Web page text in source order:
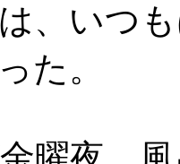
、いつ
た。